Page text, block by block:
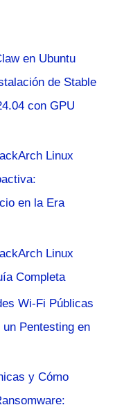
en Ubuntu
de Stable
con GPU
Linux
en la Era
Linux
Completa
Wi-Fi Públicas
Pentesting en
y Cómo